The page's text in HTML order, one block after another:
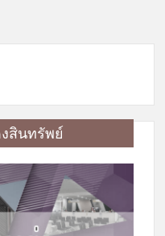
สินทรัพย์